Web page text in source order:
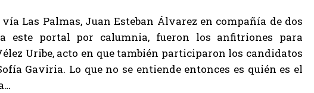
Las Palmas, Juan Esteban Álvarez en compañía de dos
este portal por calumnia, fueron los anfitriones para
Uribe, acto en que también participaron los candidatos
Gaviria. Lo que no se entiende entonces es quién es el